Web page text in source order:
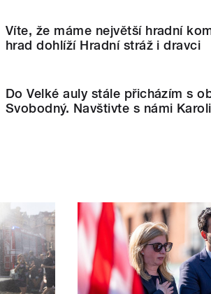
Víte, že máme největší hradní
hrad dohlíží Hradní stráž i dravci
Do Velké auly stále přicházím s
Svobodný. Navštivte s námi